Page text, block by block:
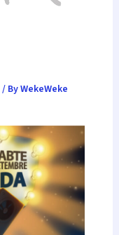
/ ByWekeWeke